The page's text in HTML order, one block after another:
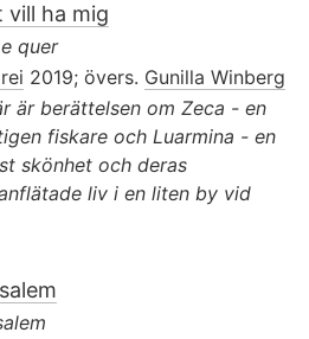
vill ha mig
quer
2019; övers. Gunilla Winberg
är berättelsen om Zeca - en
fiskare och Luarmina - en
skönhet och deras
liv i en liten by vid